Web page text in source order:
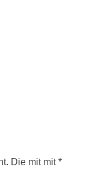
Die mit mit *